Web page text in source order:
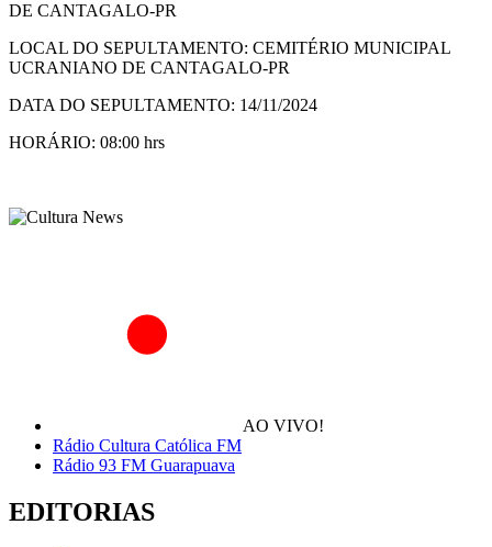
DE CANTAGALO-PR
LOCAL DO SEPULTAMENTO: CEMITÉRIO MUNICIPAL
UCRANIANO DE CANTAGALO-PR
DATA DO SEPULTAMENTO: 14/11/2024
HORÁRIO: 08:00 hrs
AO VIVO!
Rádio Cultura Católica FM
Rádio 93 FM Guarapuava
EDITORIAS